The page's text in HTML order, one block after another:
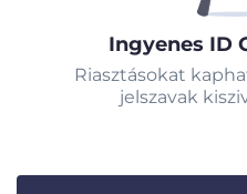
Ingyenes ID
Riasztásokat
jelszavak